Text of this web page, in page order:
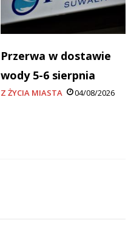
Przerwa w dostawie
wody 5-6 sierpnia
Z ŻYCIA MIASTA 04/08/2026